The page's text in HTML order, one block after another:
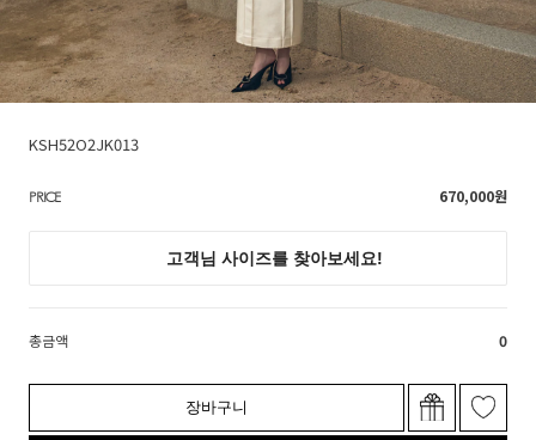
KSH52O2JK013
PRICE 670,000원
총금액 0
장바구니